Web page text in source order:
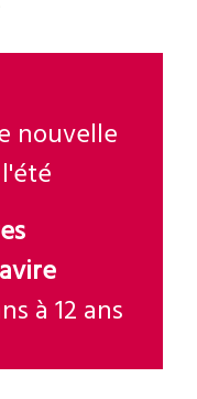
nouvelle
à 12 ans